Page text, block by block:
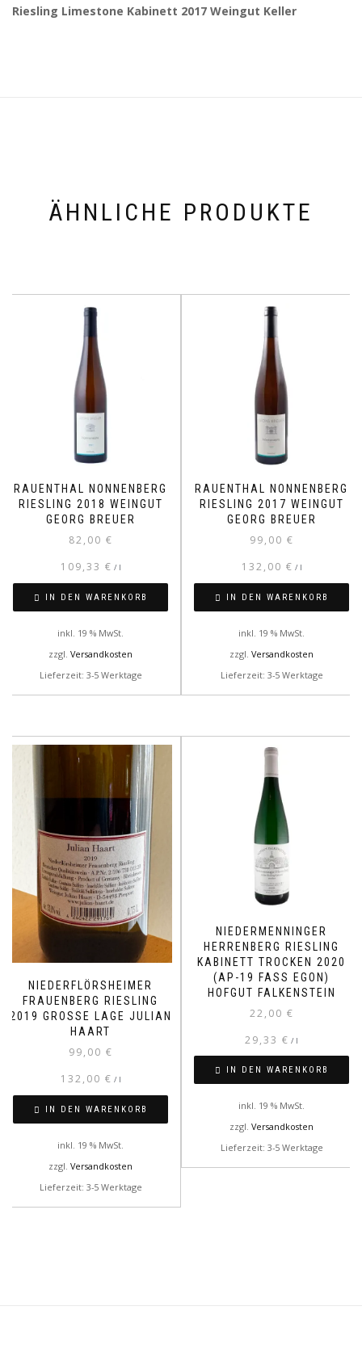
Riesling Limestone Kabinett 2017 Weingut Keller
ÄHNLICHE PRODUKTE
RAUENTHAL NONNENBERG
RIESLING 2018 WEINGUT
GEORG BREUER
82,00 €
109,33 € / l
IN DEN WARENKORB
inkl. 19 % MwSt.
zzgl. Versandkosten
Lieferzeit: 3-5 Werktage
RAUENTHAL NONNENBERG
RIESLING 2017 WEINGUT
GEORG BREUER
99,00 €
132,00 € / l
IN DEN WARENKORB
inkl. 19 % MwSt.
zzgl. Versandkosten
Lieferzeit: 3-5 Werktage
NIEDERFLÖRSHEIMER
FRAUENBERG RIESLING
2019 GROSSE LAGE JULIAN H
AART
99,00 €
132,00 € / l
IN DEN WARENKORB
inkl. 19 % MwSt.
zzgl. Versandkosten
Lieferzeit: 3-5 Werktage
NIEDERMENNINGER
HERRENBERG RIESLING
KABINETT TROCKEN 2020
(AP-19 FASS EGON)
HOFGUT FALKENSTEIN
22,00 €
29,33 € / l
IN DEN WARENKORB
inkl. 19 % MwSt.
zzgl. Versandkosten
Lieferzeit: 3-5 Werktage